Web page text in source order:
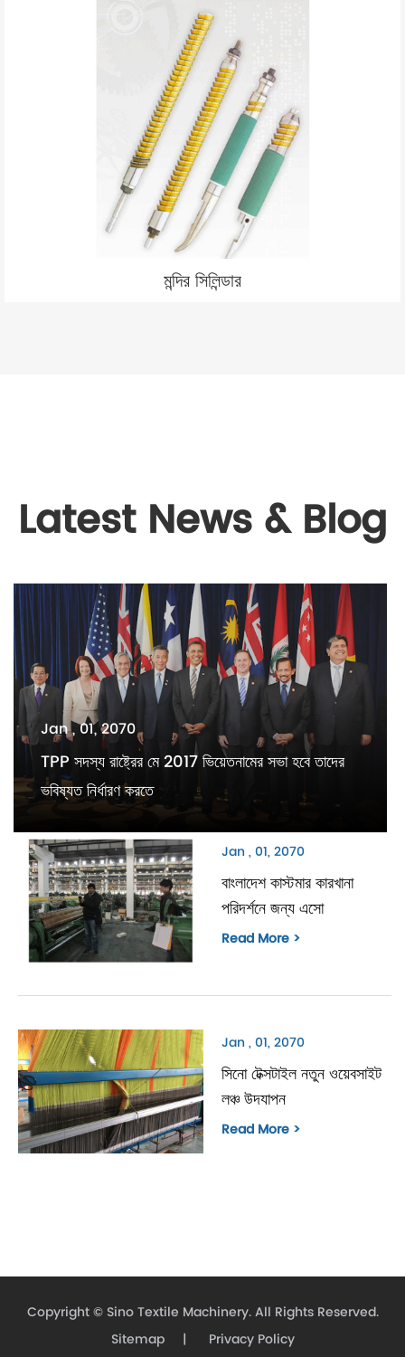
মন্দির সিলিন্ডার
Latest News & Blog
Jan , 01, 2070
TPP সদস্য রাষ্ট্রের মে 2017 ভিয়েতনামের সভা হবে তাদের
ভবিষ্যত নির্ধারণ করতে
Jan , 01, 2070
বাংলাদেশ কাস্টমার কারখানা
পরিদর্শনে জন্য এসো
Read More >
Jan , 01, 2070
সিনো টেক্সটাইল নতুন ওয়েবসাইট
লঞ্চ উদযাপন
Read More >
Copyright © Sino Textile Machinery.All Rights Reserved.
Sitemap| Privacy Policy